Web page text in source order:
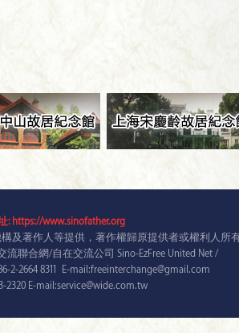
https://www.sinofather.org
及著作人等提供，著作權歸原提供者或權利人所有
聯合網/自在交流公司 Sino-EzFree United Net /
2-2664 8311 E-mail:freeinterchange@gmail.com
E-mail:service@wide.com.tw